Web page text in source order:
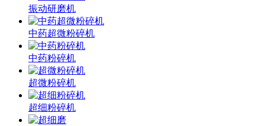
振动研磨机
中药超微粉碎机
中药粉碎机
超微粉碎机
超细粉碎机